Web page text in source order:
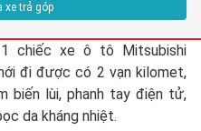
xe trả góp
chiếc xe ô tô Mitsubishi
đi được có 2 vạn kilomet,
biến lùi, phanh tay điện tử,
da kháng nhiệt.